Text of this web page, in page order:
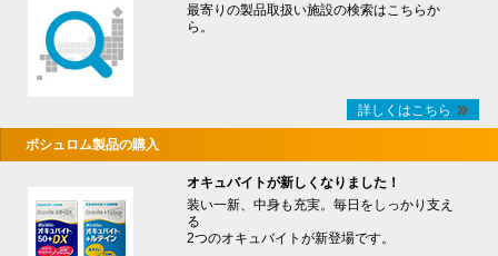
最寄りの製品取扱い施設の検索はこちらか
ら。
詳しくはこちら
ボシュロム製品の購入
オキュバイトが新しくなりました！
装い一新、中身も充実。毎日をしっかり支え
る
2つのオキュバイトが新登場です。